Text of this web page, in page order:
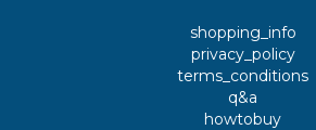
shopping_info
privacy_policy
terms_conditions
q&a
howtobuy